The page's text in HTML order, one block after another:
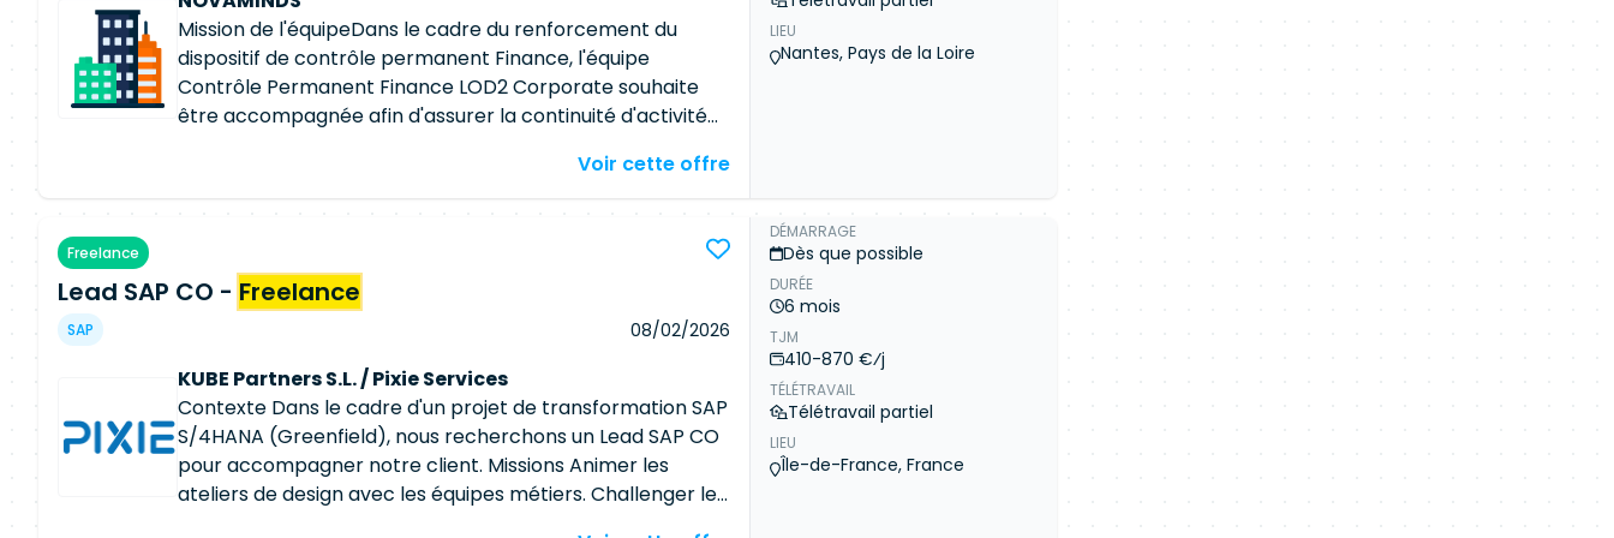
aux évolutions applicatives Déploiement * Participation au
Go Live * Support utilisateurs * Stabilisation post-
déploiement Livrables * Documentation de tests *
Spécifications validées * Rapports de recette *
Documentation de migration * Supports de déploiement
Mission de l'équipeDans le cadre du renforcement du
dispositif de contrôle permanent Finance, l'équipe
Contrôle Permanent Finance LOD2 Corporate souhaite
être accompagnée afin d'assurer la continuité d'activité
renouvellement de l'équipe et de postes vacants.
contrôles permanents Finance, de sécuriser les dispositifs
durant la phase de transition et de contribuer à
l'harmonisation des pratiques avec les autres entités
couvertes par cette nouvelle organisation centralisée.
L'équipe intervient sur l'ensemble des contrôles de
premier niveau Finance afin de garantir la conformité des
processus comptables et financiers avec les normes du
Groupe, tout en assurant une couverture adéquate des
risques et un accompagnement des parties prenantes
Voir cette offre
LIEU
Nantes, Pays de la Loire
Freelance
Lead SAP CO - Freelance
SAP 08/02/2026
KUBE Partners S.L. / Pixie Services
Contexte Dans le cadre d'un projet de transformation SAP
S/4HANA (Greenfield), nous recherchons un Lead SAP CO
pour accompagner notre client. Missions Animer les
ateliers de design avec les équipes métiers. Challenger les
DÉMARRAGE
Dès que possible
DURÉE
6 mois
TJM
410-870 €⁄j
TÉLÉTRAVAIL
Télétravail partiel
LIEU
Île-de-France, France